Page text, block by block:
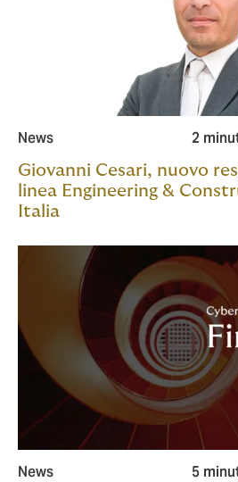
News 2
Giovanni Cesari, nuovo
linea Engineering &
Italia
News 5